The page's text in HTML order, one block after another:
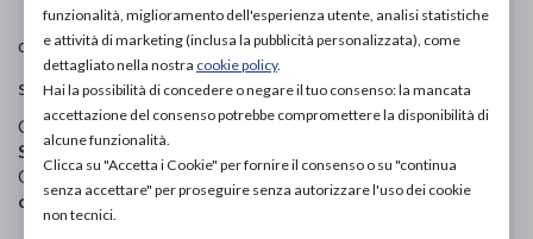
di Podartis
scarpe ortopediche
Codice OTGP:PODKU19601| Riferimento produttore:
SD551430| Codice Nomenclatore tariffario:
Categoria: Calzature ortopediche e plantari» Scarpe
ortopediche» Per donna
funzionalità, miglioramento dell'esperienza utente, analisi statistiche
e attività di marketing (inclusa la pubblicità personalizzata), come
dettagliato nella nostra cookie policy.
Hai la possibilità di concedere o negare il tuo consenso: la mancata
accettazione del consenso potrebbe compromettere la disponibilità di
alcune funzionalità.
Clicca su "Accetta i Cookie" per fornire il consenso o su "continua
senza accettare" per proseguire senza autorizzare l'uso dei cookie
non tecnici.